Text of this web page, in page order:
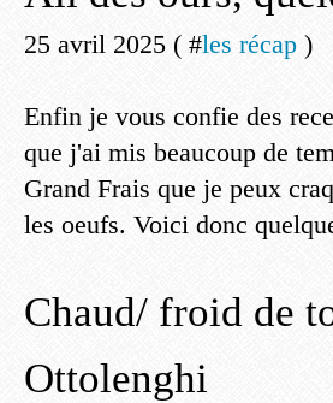
25 avril 2025 ( #les récap )
Enfin je vous confie des
que j'ai mis beaucoup de
Grand Frais que je peux
les oeufs. Voici donc
Chaud/ froid de
Ottolenghi